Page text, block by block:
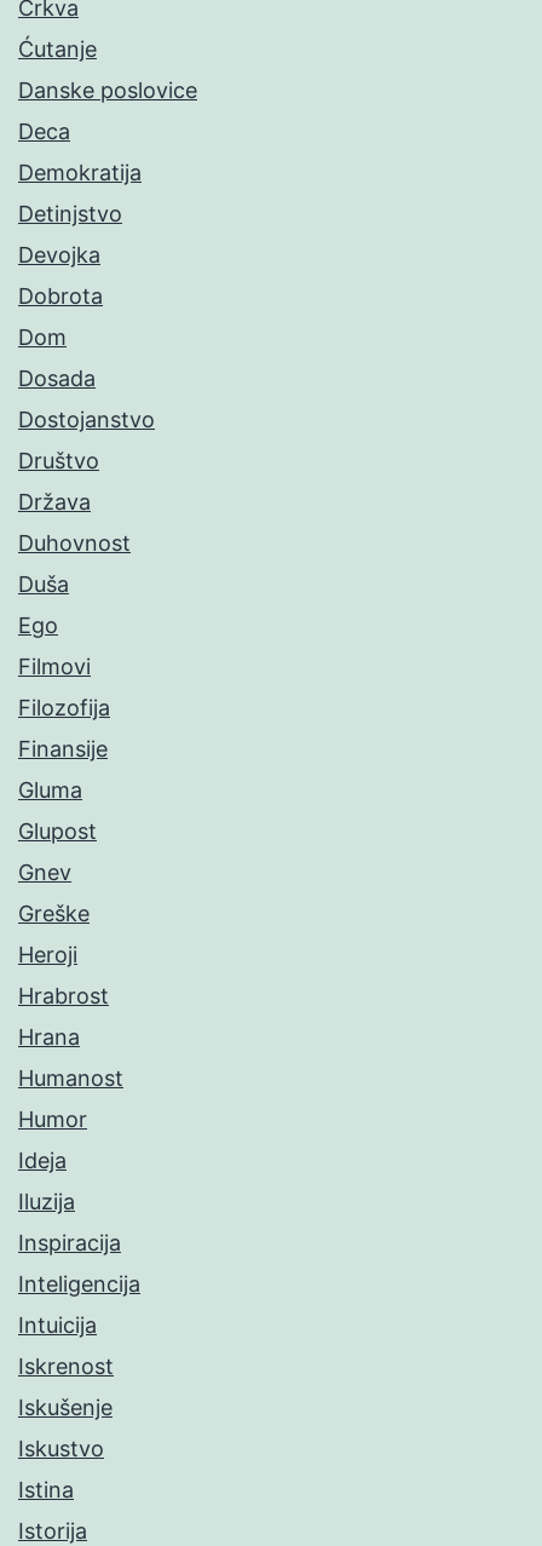
Crkva
Ćutanje
Danske poslovice
Deca
Demokratija
Detinjstvo
Devojka
Dobrota
Dom
Dosada
Dostojanstvo
Društvo
Država
Duhovnost
Duša
Ego
Filmovi
Filozofija
Finansije
Gluma
Glupost
Gnev
Greške
Heroji
Hrabrost
Hrana
Humanost
Humor
Ideja
Iluzija
Inspiracija
Inteligencija
Intuicija
Iskrenost
Iskušenje
Iskustvo
Istina
Istorija